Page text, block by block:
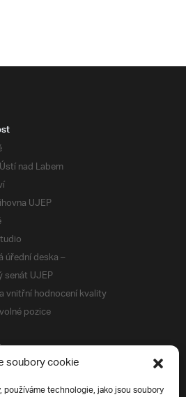
soubory cookie
technologie, jako jsou soubory
nad Labem
UJEP
úřední deska –
UJEP
vnitřní hodnocení kvality
pozice